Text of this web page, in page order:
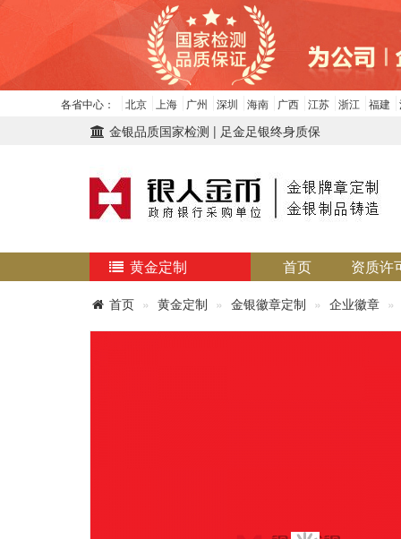
各省中心： 北京 上海 广州 深圳 海南 广西 江苏 浙江 福建
金银品质国家检测 | 足金足银终身质保
黄金定制 首页 资质许
首页 黄金定制 金银徽章定制 企业徽章